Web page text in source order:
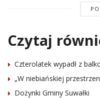
Czytaj
Czterolatek wypadł z
„W niebiańskiej
Dożynki Gminy Suwałki